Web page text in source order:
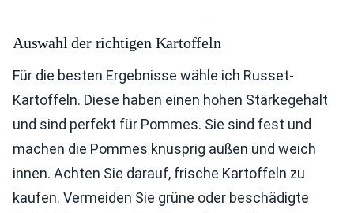
Auswahl der richtigen Kartoffeln
Für die besten Ergebnisse wähle ich Russet-
Kartoffeln. Diese haben einen hohen Stärkegehalt
und sind perfekt für Pommes. Sie sind fest und
machen die Pommes knusprig außen und weich
innen. Achten Sie darauf, frische Kartoffeln zu
kaufen. Vermeiden Sie grüne oder beschädigte